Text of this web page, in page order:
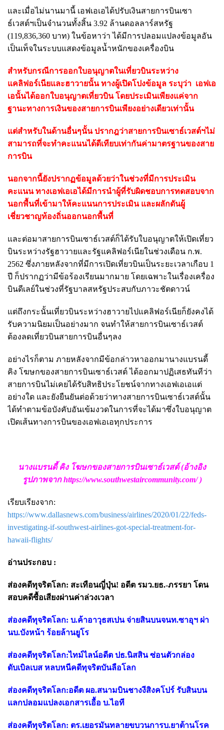
และเมื่อไม่นานมานี้ เอฟเอเอได้ปรับเงินสายการบินเซา
ธ์เวสต์ฯเป็นจำนวนทั้งสิ้น 3.92 ล้านดอลลาร์สหรัฐ
(119,836,360 บาท) ในข้อหาว่า ได้มีการปลอมแปลงข้อมูลอัน
เป็นเท็จในระบบแสดงข้อมูลน้ำหนักของเครื่องบิน
สำหรับกรณีการออกใบอนุญาตในเที่ยวบินระหว่าง
แคลิฟอร์เนียและฮาวายนั้น ทางผู้เปิดโปงข้อมูล ระบุว่า เอฟเอ
เอนั้นได้ออกใบอนุญาตเที่ยวบิน โดยประเมินเพียงแค่จาก
ฐานะทางการเงินของสายการบินเพียงอย่างเดียวเท่านั้น
แต่สำหรับในด้านอื่นๆนั้น ปรากฎว่าสายการบินเซาธ์เวสต์ฯไม่
สามารถที่จะทำคะแนนได้ดีเทียบเท่ากันค่ามาตรฐานของสาย
การบิน
นอกจากนี้ยังปรากฏข้อมูลด้วยว่าในช่วงที่มีการประเมิน
คะแนน ทางเอฟเอเอได้มีการนำผู้ที่รับผิดชอบการทดสอบจาก
นอกพื้นที่เข้ามาให้คะแนนการประเมิน และผลักดันผู้
เชี่ยวชาญท้องถิ่นออกนอกพื้นที่
และต่อมาสายการบินเซาธ์เวสต์ก็ได้รับใบอนุญาตให้เปิดเที่ยว
บินระหว่างรัฐฮาวายและรัฐแคลิฟอร์เนียในช่วงเดือน ก.พ.
2562 ซึ่งภายหลังจากที่มีการเปิดเที่ยวบินเป็นระยะเวลาเกือบ 1
ปี ก็ปรากฏว่ามีข้อร้องเรียนมากมาย โดยเฉพาะในเรื่องเครื่อง
บินดีเลย์ในช่วงที่รัฐบาลสหรัฐประสบกับภาวะชัตดาวน์
แต่ถึงกระนั้นเที่ยวบินระหว่างฮาวายไปแคลิฟอร์เนียก็ยังคงได้
รับความนิยมเป็นอย่างมาก จนทำให้สายการบินเซาธ์เวสต์
ต้องลดเที่ยวบินสายการบินอื่นๆลง
อย่างไรก็ตาม ภายหลังจากมีข้อกล่าวหาออกมานางแบรนดี้
คิง โฆษกของสายการบินเซาธ์เวสต์ ได้ออกมาปฏิเสธทันทีว่า
สายการบินไม่เคยได้รับสิทธิประโยชน์จากทางเอฟเอเอแต่
อย่างใด และยังยืนยันต่อด้วยว่าทางสายการบินเซาธ์เวสต์นั้น
ได้ทำตามข้อบังคับอันเข้มงวดในการที่จะได้มาซึ่งใบอนุญาต
เปิดเส้นทางการบินของเอฟเอเอทุกประการ
นางแบรนดี้ คิง โฆษกของสายการบินเซาธ์เวสต์ (อ้างอิง
รูปภาพจากhttps://www.southwestaircommunity.com/)
เรียบเรียงจาก:
https://www.dallasnews.com/business/airlines/2020/01/22/feds-
investigating-if-southwest-airlines-got-special-treatment-for-
hawaii-flights/
อ่านประกอบ :
ส่องคดีทุจริตโลก: สะเทือนญี่ปุ่น! อดีต รมว.ยธ.-ภรรยา โดน
สอบคดีซื้อเสียงผ่านค่าล่วงเวลา
ส่องคดีทุจริตโลก: บ.ค้าอาวุธสเปน จ่ายสินบนจนท.ซาอุฯ ผ่า
นบ.บังหน้า ร้อยล้านยูโร
ส่องคดีทุจริตโลก:ไทม์ไลน์อดีต ปธ.นิสสิน ซ่อนตัวกล่อง
ดับเบิลเบส หลบหนีคดีทุจริตบันลือโลก
ส่องคดีทุจริตโลก:อดีต ผอ.สนามบินชางงีสิงคโปร์ รับสินบน
แลกปลอมแปลงเอกสารเอื้อ บ.ไอที
ส่องคดีทุจริตโลก: ตร.เยอรมันทลายขบวนการบ.ยาต้านโรค